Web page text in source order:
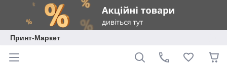
Принт-Маркет